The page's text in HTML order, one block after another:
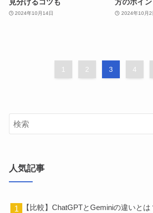
2024年10月14日 2024年10月2
1 2 3 4
人気記事
【比較】ChatGPTとGeminiの違いと